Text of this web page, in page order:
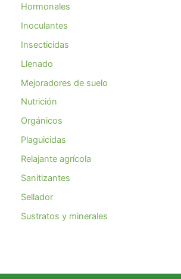
Hormonales
Inoculantes
Insecticidas
Llenado
Mejoradores de suelo
Nutrición
Orgánicos
Plaguicidas
Relajante agrícola
Sanitizantes
Sellador
Sustratos y minerales